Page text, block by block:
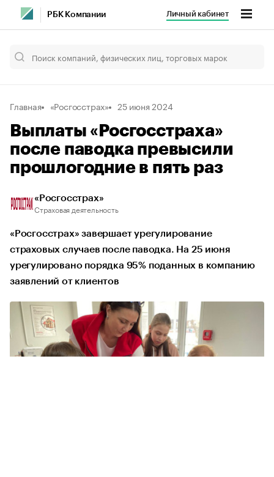
РБК Компании Личный кабинет
Главная «Росгосстрах» 25 июня 2024
Выплаты «Росгосстраха»
после паводка превысили
прошлогодние в пять раз
«Росгосстрах»
Страховая деятельность
«Росгосстрах» завершает урегулирование
страховых случаев после паводка. На 25 июня
урегулировано порядка 95% поданных в компанию
заявлений от клиентов